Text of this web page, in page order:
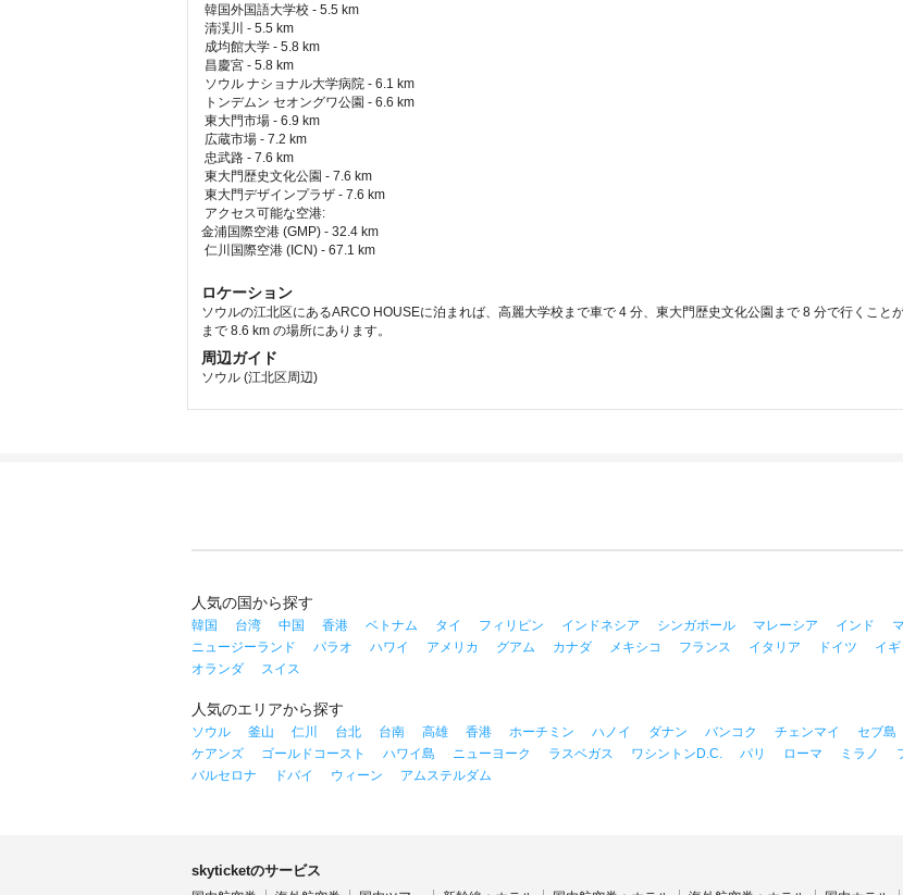
韓国外国語大学校 - 5.5 km
清渓川 - 5.5 km
成均館大学 - 5.8 km
昌慶宮 - 5.8 km
ソウル ナショナル大学病院 - 6.1 km
トンデムン セオングワ公園 - 6.6 km
東大門市場 - 6.9 km
広蔵市場 - 7.2 km
忠武路 - 7.6 km
東大門歴史文化公園 - 7.6 km
東大門デザインプラザ - 7.6 km
アクセス可能な空港:
金浦国際空港 (GMP) - 32.4 km
仁川国際空港 (ICN) - 67.1 km
ロケーション
ソウルの江北区にあるARCO HOUSEに泊まれば、高麗大学校まで車で 4 分、東大門歴史文化公園まで 8 分で行くこ
まで 8.6 km の場所にあります。
周辺ガイド
ソウル (江北区周辺)
人気の国から探す
韓国 台湾 中国 香港 ベトナム タイ フィリピン インドネシア シンガポール マレーシア インド
ニュージーランド
パラオ ハワイ アメリカ グアム カナダ メキシコ フランス イタリア ドイツ イ
オランダ
スイス
人気のエリアから探す
ソウル 釜山 仁川 台北 台南 高雄 香港 ホーチミン ハノイ ダナン バンコク チェンマイ セブ島
ケアンズ
ゴールドコースト ハワイ島 ニューヨーク ラスベガス ワシントンD.C. パリ ローマ ミラノ
バルセロナ
ドバイ ウィーン アムステルダム